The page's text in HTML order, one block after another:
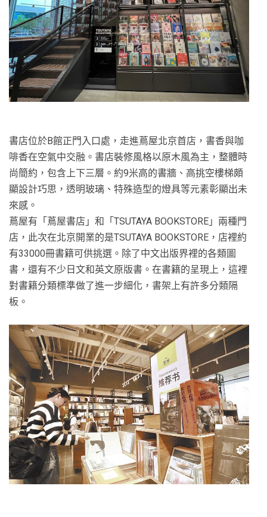
書店位於B館正門入口處，走進蔦屋北京首店，書香與咖
啡香在空氣中交融。書店裝修風格以原木風為主，整體時
尚簡約，包含上下三層。約9米高的書牆、高挑空樓梯頗
顯設計巧思，透明玻璃、特殊造型的燈具等元素彰顯出未
來感。
蔦屋有「蔦屋書店」和「TSUTAYA BOOKSTORE」兩種門
店，此次在北京開業的是TSUTAYA BOOKSTORE，店裡約
有33000冊書籍可供挑選。除了中文出版界裡的各類圖
書，還有不少日文和英文原版書。在書籍的呈現上，這裡
對書籍分類標準做了進一步細化，書架上有許多分類隔
板。